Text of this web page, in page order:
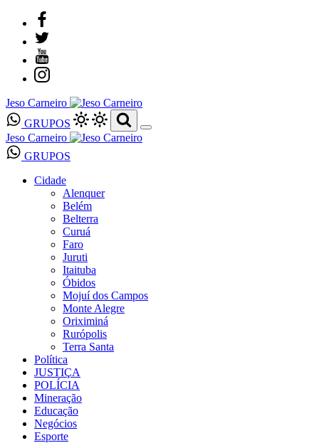
Jeso Carneiro
GRUPOS
Jeso Carneiro
GRUPOS
Cidade
Alenquer
Belém
Belterra
Curuá
Faro
Juruti
Itaituba
Óbidos
Mojuí dos Campos
Monte Alegre
Oriximiná
Rurópolis
Terra Santa
Política
JUSTIÇA
POLÍCIA
Mineração
Educação
Negócios
Esporte